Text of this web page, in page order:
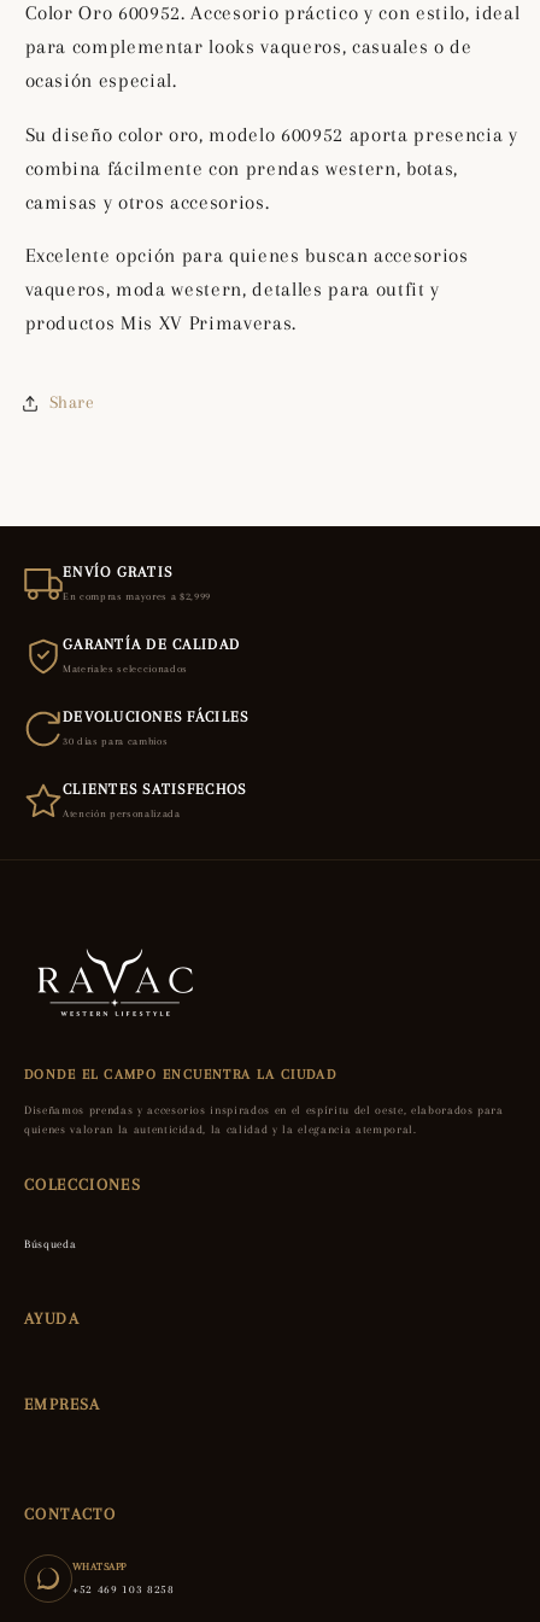
600952
600952
Color Oro 600952. Accesorio práctico y con estilo, ideal
para complementar looks vaqueros, casuales o de
ocasión especial.
Su diseño color oro, modelo 600952 aporta presencia y
combina fácilmente con prendas western, botas,
camisas y otros accesorios.
Excelente opción para quienes buscan accesorios
vaqueros, moda western, detalles para outfit y
productos Mis XV Primaveras.
Share
ENVÍO GRATIS
En compras mayores a $2,999
GARANTÍA DE CALIDAD
Materiales seleccionados
DEVOLUCIONES FÁCILES
30 días para cambios
CLIENTES SATISFECHOS
Atención personalizada
DONDE EL CAMPO ENCUENTRA LA CIUDAD
Diseñamos prendas y accesorios inspirados en el espíritu del oeste, elaborados para
quienes valoran la autenticidad, la calidad y la elegancia atemporal.
COLECCIONES
Búsqueda
AYUDA
EMPRESA
CONTACTO
WHATSAPP
+52 469 103 8258